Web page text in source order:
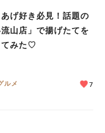
あげ好き必見！話題の
流山店」で揚げたてを
てみた♡
ルメ 7